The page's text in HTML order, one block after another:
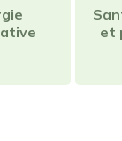
et